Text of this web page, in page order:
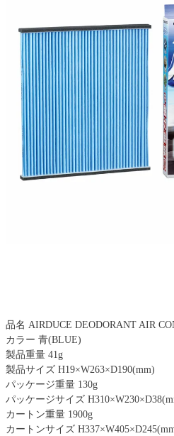
品名 AIRDUCE DEODORANT AIR
カラー 青(BLUE)
製品重量 41g
製品サイズ H19×W263×D190(mm)
パッケージ重量 130g
パッケージサイズ
カートン重量 1900g
カートンサイズ